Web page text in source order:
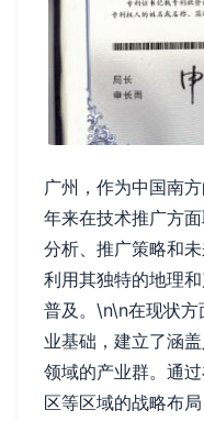
广州，作为中国南
年来在技术推广方
分析、推广策略和
利用其独特的地理
普及。\n\n在现状方
业基础，建立了涵
领域的产业群。通
区等区域的战略布